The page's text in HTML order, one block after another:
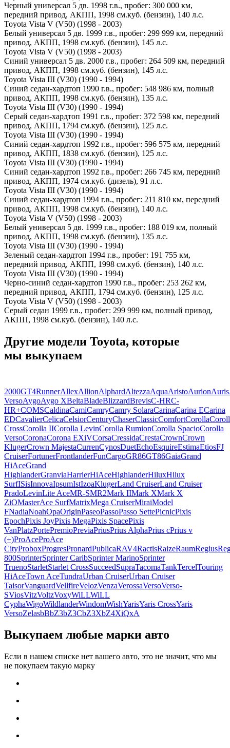
Черный универсал 5 дв. 1998 г.в., пробег: 300 000 км,
передний привод, АКПП, 1998 см.куб. (бензин), 140 л.с.
Toyota Vista V (V50) (1998 - 2003)
Белый универсал 5 дв. 1999 г.в., пробег: 299 999 км, передний
привод, АКПП, 1998 см.куб. (бензин), 145 л.с.
Toyota Vista V (V50) (1998 - 2003)
Синий универсал 5 дв. 2000 г.в., пробег: 264 509 км, передний
привод, АКПП, 1998 см.куб. (бензин), 145 л.с.
Toyota Vista III (V30) (1990 - 1994)
Синий седан-хардтоп 1990 г.в., пробег: 548 986 км, полный
привод, АКПП, 1998 см.куб. (бензин), 135 л.с.
Toyota Vista III (V30) (1990 - 1994)
Серый седан-хардтоп 1991 г.в., пробег: 372 598 км, передний
привод, АКПП, 1794 см.куб. (бензин), 125 л.с.
Toyota Vista III (V30) (1990 - 1994)
Синий седан-хардтоп 1992 г.в., пробег: 596 575 км, передний
привод, АКПП, 1838 см.куб. (бензин), 125 л.с.
Toyota Vista III (V30) (1990 - 1994)
Синий седан-хардтоп 1992 г.в., пробег: 266 745 км, передний
привод, АКПП, 1974 см.куб. (дизель), 91 л.с.
Toyota Vista III (V30) (1990 - 1994)
Синий седан-хардтоп 1994 г.в., пробег: 211 810 км, передний
привод, АКПП, 1998 см.куб. (бензин), 140 л.с.
Toyota Vista V (V50) (1998 - 2003)
Белый универсал 5 дв. 1999 г.в., пробег: 188 019 км, полный
привод, АКПП, 1998 см.куб. (бензин), 135 л.с.
Toyota Vista III (V30) (1990 - 1994)
Зеленый седан-хардтоп 1994 г.в., пробег: 191 755 км,
передний привод, АКПП, 1998 см.куб. (бензин), 140 л.с.
Toyota Vista III (V30) (1990 - 1994)
Черно-синий седан-хардтоп 1990 г.в., пробег: 253 262 км,
передний привод, АКПП, 1794 см.куб. (бензин), 125 л.с.
Toyota Vista V (V50) (1998 - 2003)
Серый седан 1999 г.в., пробег: 299 999 км, полный привод,
АКПП, 1998 см.куб. (бензин), 140 л.с.
Другие модели Toyota, которые
мы выкупаем
2000GT4RunnerAllexAllionAlphardAltezzaAquaAristoAurionAuris
VersoAygoAygo XBeltaBladeBlizzardBrevisC-HRC-
HR+COMSCaldinaCamiCamryCamry SolaraCarinaCarina ECarina
EDCavalierCelicaCelsiorCenturyChaserClassicComfortCorolla
CrossCorolla IICorolla LevinCorolla RumionCorolla SpacioCorolla
VersoCoronaCorona EXiVCorsaCressidaCrestaCrownCrown
KlugerCrown MajestaCurrenCynosDuetEchoEsquireEstimaEtiosFJ
CruiserFortunerFrontlanderFunCargoGR86GT86GaiaGrand
HiAceGrand
HighlanderGranviaHarrierHiAceHighlanderHiluxHilux
SurfISisInnovaIpsumIstIzoaKlugerLand CruiserLand Cruiser
PradoLevinLite AceMR-SMR2Mark IIMark XMark X
ZiOMasterAce SurfMatrixMega CruiserMiraiModel
FNadiaNoahOpaOriginPaseoPassoPasso SettePicnicPixis
EpochPixis JoyPixis MegaPixis SpacePixis
VanPlatzPortePremioPreviaPriusPrius AlphaPrius cPrius v
(+)ProAceProAce
CityProboxProgresPronardPublicaRAV4RactisRaizeRaumRegius
800SprinterSprinter CaribSprinter MarinoSprinter
TruenoStarletStarlet CrossSucceedSupraTacomaTankTercelTouring
HiAceTown AceTundraUrban CruiserUrban Cruiser
TaisorVanguardVellfireVelozVenzaVerossaVersoVerso-
SViosVitzVoltzVoxyWiLLWiLL
CyphaWigoWildlanderWindomWishYarisYaris CrossYaris
VersoZelasbBbZ3bZ3CbZ3XbZ4XiQxA
Выкупаем любые марки авто
Если в нашем списке нет вашего авто, это не значит, что мы
не покупаем такую марку